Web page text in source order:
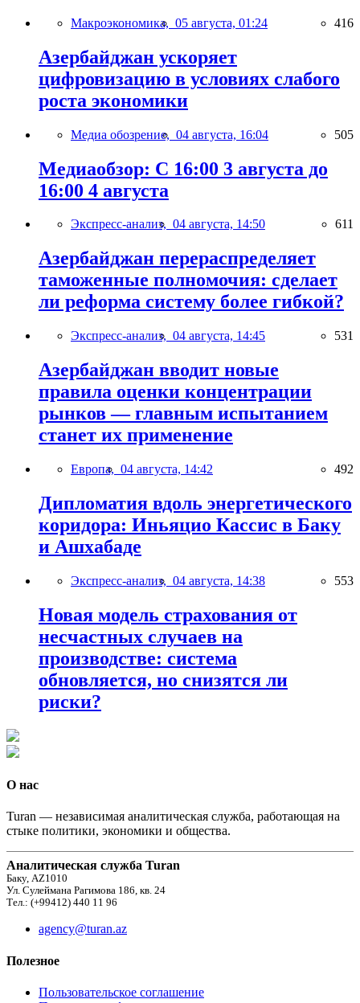
Макроэкономика, 05 августа, 01:24 416
Азербайджан ускоряет
цифровизацию в условиях слабого
роста экономики
Медиа обозрение, 04 августа, 16:04 505
Медиаобзор: С 16:00 3 августа до
16:00 4 августа
Экспресс-анализ, 04 августа, 14:50 611
Азербайджан перераспределяет
таможенные полномочия: сделает
ли реформа систему более гибкой?
Экспресс-анализ, 04 августа, 14:45 531
Азербайджан вводит новые
правила оценки концентрации
рынков — главным испытанием
станет их применение
Европа, 04 августа, 14:42 492
Дипломатия вдоль энергетического
коридора: Иньяцио Кассис в Баку
и Ашхабаде
Экспресс-анализ, 04 августа, 14:38 553
Новая модель страхования от
несчастных случаев на
производстве: система
обновляется, но снизятся ли
риски?
О нас
Turan — независимая аналитическая служба, работающая на
стыке политики, экономики и общества.
Аналитическая служба Turan
Баку, AZ1010
Ул. Сулеймана Рагимова 186, кв. 24
Тел.: (+99412) 440 11 96
agency@turan.az
Полезное
Пользовательское соглашение